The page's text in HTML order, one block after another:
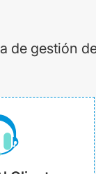
de gestión